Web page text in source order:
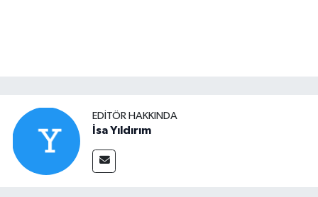
EDITÖR HAKKINDA
İsa Yıldırım